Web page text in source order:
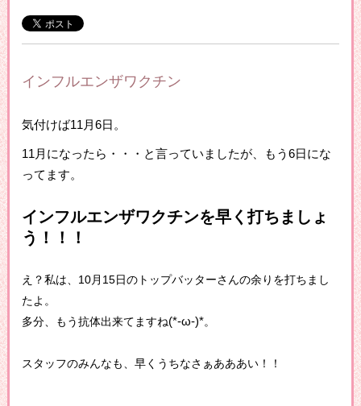
インフルエンザワクチン
気付けば11月6日。
11月になったら・・・と言っていましたが、もう6日にな
ってます。
インフルエンザワクチンを早く打ちましょ
う！！！
え？私は、10月15日のトップバッターさんの余りを打ちまし
たよ。
多分、もう抗体出来てますね(*-ω-)*。
スタッフのみんなも、早くうちなさぁあああい！！